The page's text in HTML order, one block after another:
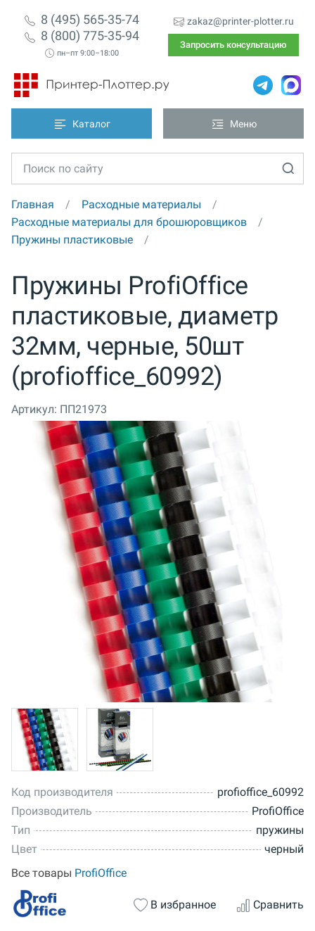
8 (495) 565-35-74
8 (800) 775-35-94
пн–пт 9:00–18:00
zakaz@printer-plotter.ru
Запросить консультацию
Каталог Меню
Главная
Расходные материалы
Расходные материалы для брошюровщиков
Пружины пластиковые
Пружины ProfiOffice
пластиковые, диаметр
32мм, черные, 50шт
(profioffice_60992)
Артикул: ПП21973
Код производителя
profioffice_60992
Производитель
ProfiOffice
Тип
пружины
Цвет
черный
Все товары ProfiOffice
В избранное Сравнить